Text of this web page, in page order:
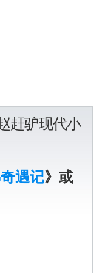
赶驴现代小
遇记》或